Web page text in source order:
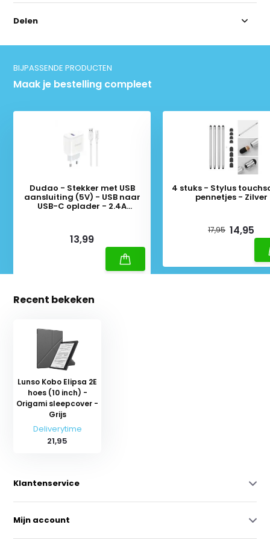
Delen
BIJPASSENDE PRODUCTEN
Maak je bestelling compleet
Dudao - Stekker met USB
aansluiting (5V) - USB naar
USB-C oplader - 2.4A
13,99
4 stuks - Stylus
pennetjes - Zilver
17,95 14,95
Recent bekeken
Lunso Kobo Elipsa 2E
hoes (10 inch) -
Origami sleepcover -
Grijs
Deliverytime
21,95
Klantenservice
Mijn account